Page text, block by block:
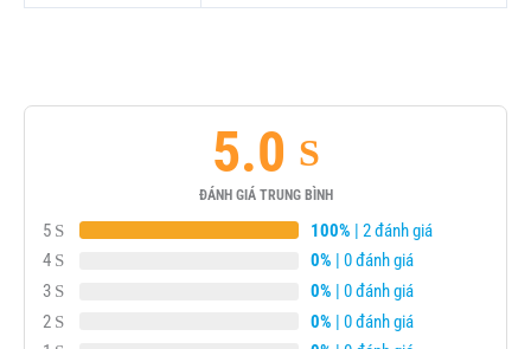
5.0
ĐÁNH GIÁ TRUNG BÌNH
5 100% | 2 đánh giá
4
0% | 0 đánh giá
3
0% | 0 đánh giá
2
0% | 0 đánh giá